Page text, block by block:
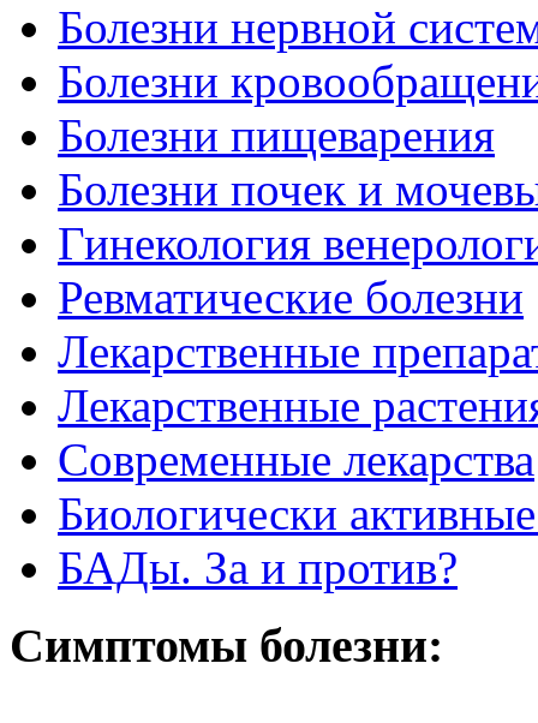
Болезни нервной
Болезни
Болезни пищеварения
Болезни почек и
Гинекология
Ревматические болезни
Лекарственные
Лекарственные
Современные лекарства
Биологически
БАДы. За и против?
Симптомы болезни: